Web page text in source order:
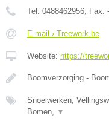
Tel: 0488462956 , Fax: -
E-mail › Treework.be
Website: https://
Boomverzorging -
Snoeiwerken,
Bomen,
▼